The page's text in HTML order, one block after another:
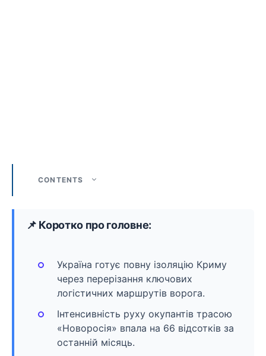
CONTENTS
📌 Коротко про головне:
Україна готує повну ізоляцію Криму
через перерізання ключових
логістичних маршрутів ворога.
Інтенсивність руху окупантів трасою
«Новоросія» впала на 66 відсотків за
останній місяць.